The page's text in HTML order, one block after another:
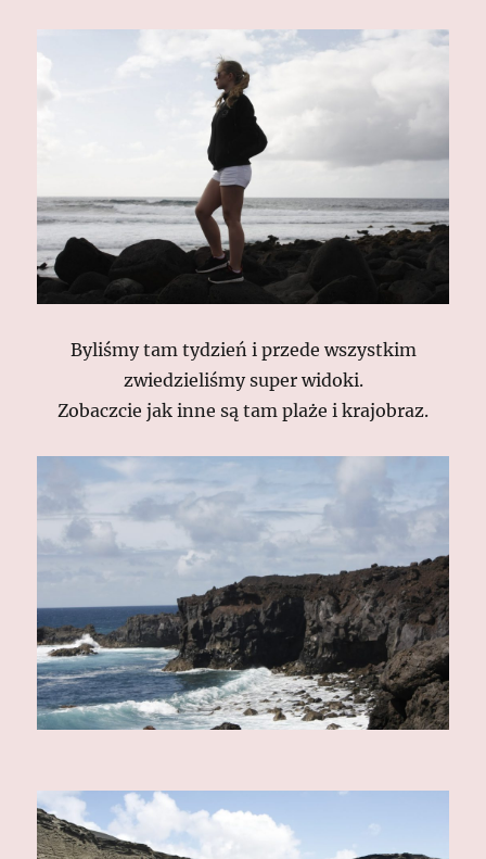
Byliśmy tam tydzień i przede wszystkim
zwiedzieliśmy super widoki.
Zobaczcie jak inne są tam plaże i krajobraz.